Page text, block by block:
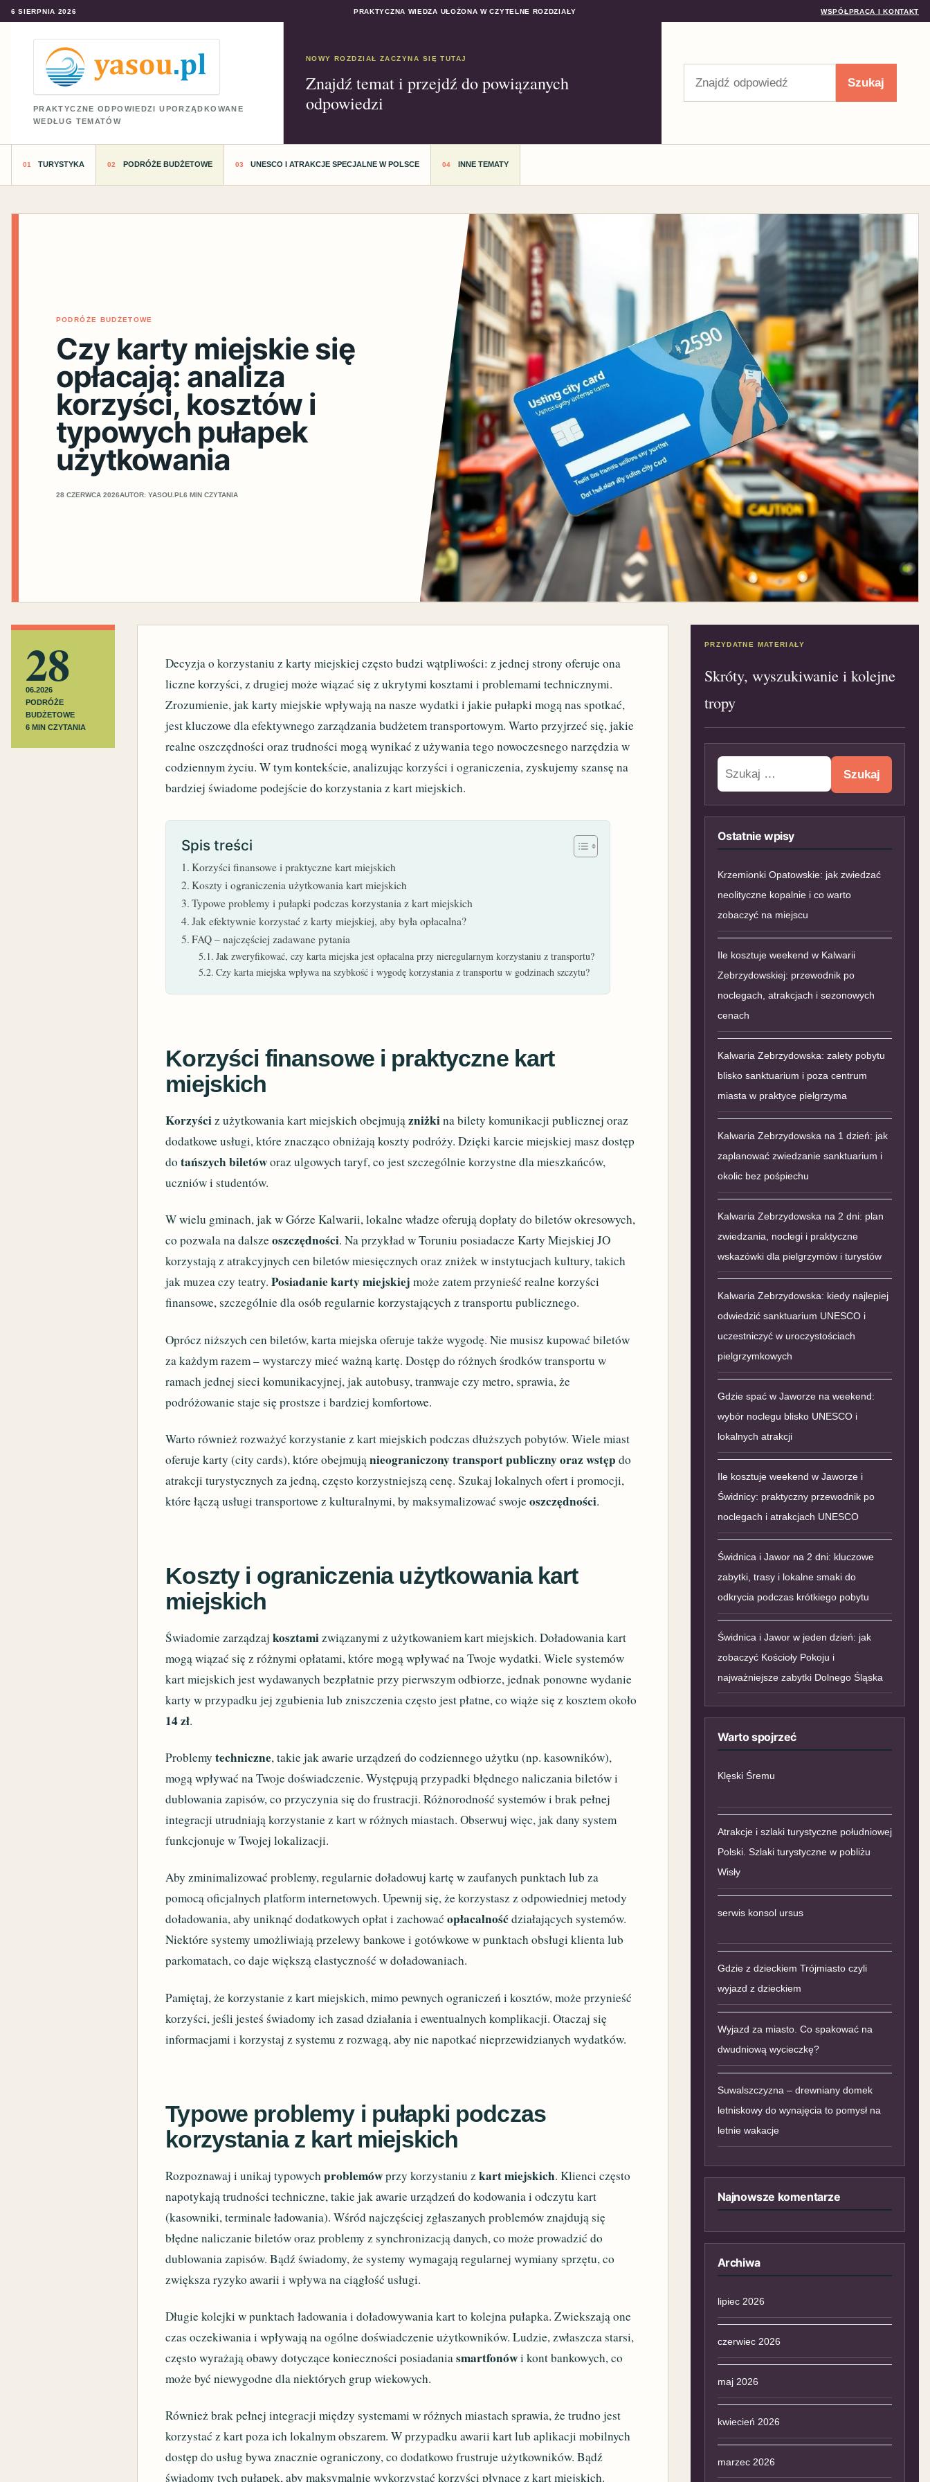
6 SIERPNIA 2026 PRAKTYCZNA WIEDZA UŁOŻONA W CZYTELNE ROZDZIAŁY WSPÓŁPRACA I KONTAKT
PRAKTYCZNE ODPOWIEDZI UPORZĄDKOWANE
WEDŁUG TEMATÓW
NOWY ROZDZIAŁ ZACZYNA SIĘ TUTAJ
Znajdź temat i przejdź do powiązanych
odpowiedzi
Szukaj
TURYSTYKA PODRÓŻE BUDŻETOWE UNESCO I ATRAKCJE SPECJALNE W POLSCE INNE TEMATY
PODRÓŻE BUDŻETOWE
Czy karty miejskie się
opłacają: analiza
korzyści, kosztów i
typowych pułapek
użytkowania
28 CZERWCA 2026AUTOR: YASOU.PL6 MIN CZYTANIA
28
06.2026
PODRÓŻE
BUDŻETOWE
6 MIN CZYTANIA
Decyzja o korzystaniu z karty miejskiej często budzi wątpliwości: z jednej strony oferuje ona
liczne korzyści, z drugiej może wiązać się z ukrytymi kosztami i problemami technicznymi.
Zrozumienie, jak karty miejskie wpływają na nasze wydatki i jakie pułapki mogą nas spotkać,
jest kluczowe dla efektywnego zarządzania budżetem transportowym. Warto przyjrzeć się, jakie
realne oszczędności oraz trudności mogą wynikać z używania tego nowoczesnego narzędzia w
codziennym życiu. W tym kontekście, analizując korzyści i ograniczenia, zyskujemy szansę na
bardziej świadome podejście do korzystania z kart miejskich.
Spis treści
Korzyści finansowe i praktyczne kart miejskich
Koszty i ograniczenia użytkowania kart miejskich
Typowe problemy i pułapki podczas korzystania z kart miejskich
Jak efektywnie korzystać z karty miejskiej, aby była opłacalna?
FAQ – najczęściej zadawane pytania
Jak zweryfikować, czy karta miejska jest opłacalna przy nieregularnym korzystaniu z transportu?
Czy karta miejska wpływa na szybkość i wygodę korzystania z transportu w godzinach szczytu?
Korzyści finansowe i praktyczne kart
miejskich
Korzyściz użytkowania kart miejskich obejmujązniżkina bilety komunikacji publicznej oraz
dodatkowe usługi, które znacząco obniżają koszty podróży. Dzięki karcie miejskiej masz dostęp
dotańszych biletóworaz ulgowych taryf, co jest szczególnie korzystne dla mieszkańców,
uczniów i studentów.
W wielu gminach, jak w Górze Kalwarii, lokalne władze oferują dopłaty do biletów okresowych,
co pozwala na dalszeoszczędności. Na przykład w Toruniu posiadacze Karty Miejskiej JO
korzystają z atrakcyjnych cen biletów miesięcznych oraz zniżek w instytucjach kultury, takich
jak muzea czy teatry.Posiadanie karty miejskiej może zatem przynieść realne korzyści
finansowe, szczególnie dla osób regularnie korzystających z transportu publicznego.
Oprócz niższych cen biletów, karta miejska oferuje także wygodę. Nie musisz kupować biletów
za każdym razem – wystarczy mieć ważną kartę. Dostęp do różnych środków transportu w
ramach jednej sieci komunikacyjnej, jak autobusy, tramwaje czy metro, sprawia, że
podróżowanie staje się prostsze i bardziej komfortowe.
Warto również rozważyć korzystanie z kart miejskich podczas dłuższych pobytów. Wiele miast
oferuje karty (city cards), które obejmująnieograniczony transport publiczny oraz wstęp do
atrakcji turystycznych za jedną, często korzystniejszą cenę. Szukaj lokalnych ofert i promocji,
które łączą usługi transportowe z kulturalnymi, by maksymalizować swojeoszczędności.
Koszty i ograniczenia użytkowania kart
miejskich
Świadomie zarządzajkosztamizwiązanymi z użytkowaniem kart miejskich. Doładowania kart
mogą wiązać się z różnymi opłatami, które mogą wpływać na Twoje wydatki. Wiele systemów
kart miejskich jest wydawanych bezpłatnie przy pierwszym odbiorze, jednak ponowne wydanie
karty w przypadku jej zgubienia lub zniszczenia często jest płatne, co wiąże się z kosztem około
14 zł.
Problemytechniczne, takie jak awarie urządzeń do codziennego użytku (np. kasowników),
mogą wpływać na Twoje doświadczenie. Występują przypadki błędnego naliczania biletów i
dublowania zapisów, co przyczynia się do frustracji. Różnorodność systemów i brak pełnej
integracji utrudniają korzystanie z kart w różnych miastach. Obserwuj więc, jak dany system
funkcjonuje w Twojej lokalizacji.
Aby zminimalizować problemy, regularnie doładowuj kartę w zaufanych punktach lub za
pomocą oficjalnych platform internetowych. Upewnij się, że korzystasz z odpowiedniej metody
doładowania, aby uniknąć dodatkowych opłat i zachowaćopłacalnośćdziałających systemów.
Niektóre systemy umożliwiają przelewy bankowe i gotówkowe w punktach obsługi klienta lub
parkomatach, co daje większą elastyczność w doładowaniach.
Pamiętaj, że korzystanie z kart miejskich, mimo pewnych ograniczeń i kosztów, może przynieść
korzyści, jeśli jesteś świadomy ich zasad działania i ewentualnych komplikacji. Otaczaj się
informacjami i korzystaj z systemu z rozwagą, aby nie napotkać nieprzewidzianych wydatków.
Typowe problemy i pułapki podczas
korzystania z kart miejskich
Rozpoznawaj i unikaj typowychproblemówprzy korzystaniu zkart miejskich. Klienci często
napotykają trudności techniczne, takie jak awarie urządzeń do kodowania i odczytu kart
(kasowniki, terminale ładowania). Wśród najczęściej zgłaszanych problemów znajdują się
błędne naliczanie biletów oraz problemy z synchronizacją danych, co może prowadzić do
dublowania zapisów. Bądź świadomy, że systemy wymagają regularnej wymiany sprzętu, co
zwiększa ryzyko awarii i wpływa na ciągłość usługi.
Długie kolejki w punktach ładowania i doładowywania kart to kolejna pułapka. Zwiekszają one
czas oczekiwania i wpływają na ogólne doświadczenie użytkowników. Ludzie, zwłaszcza starsi,
często wyrażają obawy dotyczące konieczności posiadaniasmartfonówi kont bankowych, co
może być niewygodne dla niektórych grup wiekowych.
Również brak pełnej integracji między systemami w różnych miastach sprawia, że trudno jest
korzystać z kart poza ich lokalnym obszarem. W przypadku awarii kart lub aplikacji mobilnych
dostęp do usług bywa znacznie ograniczony, co dodatkowo frustruje użytkowników. Bądź
świadomy tych pułapek, aby maksymalnie wykorzystać korzyści płynące z kart miejskich.
PRZYDATNE MATERIAŁY
Skróty, wyszukiwanie i kolejne
tropy
Szukaj:
Ostatnie wpisy
Krzemionki Opatowskie: jak zwiedzać
neolityczne kopalnie i co warto
zobaczyć na miejscu
Ile kosztuje weekend w Kalwarii
Zebrzydowskiej: przewodnik po
noclegach, atrakcjach i sezonowych
cenach
Kalwaria Zebrzydowska: zalety pobytu
blisko sanktuarium i poza centrum
miasta w praktyce pielgrzyma
Kalwaria Zebrzydowska na 1 dzień: jak
zaplanować zwiedzanie sanktuarium i
okolic bez pośpiechu
Kalwaria Zebrzydowska na 2 dni: plan
zwiedzania, noclegi i praktyczne
wskazówki dla pielgrzymów i turystów
Kalwaria Zebrzydowska: kiedy najlepiej
odwiedzić sanktuarium UNESCO i
uczestniczyć w uroczystościach
pielgrzymkowych
Gdzie spać w Jaworze na weekend:
wybór noclegu blisko UNESCO i
lokalnych atrakcji
Ile kosztuje weekend w Jaworze i
Świdnicy: praktyczny przewodnik po
noclegach i atrakcjach UNESCO
Świdnica i Jawor na 2 dni: kluczowe
zabytki, trasy i lokalne smaki do
odkrycia podczas krótkiego pobytu
Świdnica i Jawor w jeden dzień: jak
zobaczyć Kościoły Pokoju i
najważniejsze zabytki Dolnego Śląska
Warto spojrzeć
Klęski Śremu
Atrakcje i szlaki turystyczne południowej
Polski. Szlaki turystyczne w pobliżu
Wisły
serwis konsol ursus
Gdzie z dzieckiem Trójmiasto czyli
wyjazd z dzieckiem
Wyjazd za miasto. Co spakować na
dwudniową wycieczkę?
Suwalszczyzna – drewniany domek
letniskowy do wynajęcia to pomysł na
letnie wakacje
Najnowsze komentarze
Archiwa
lipiec 2026
czerwiec 2026
maj 2026
kwiecień 2026
marzec 2026